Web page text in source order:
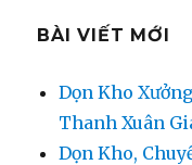
BÀI VIẾT MỚI
Dọn Kho
Thanh Xuân
Dọn Kho,